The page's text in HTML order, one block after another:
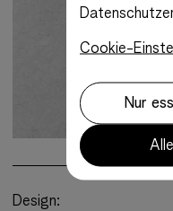
Design:
Cookie-
Nur